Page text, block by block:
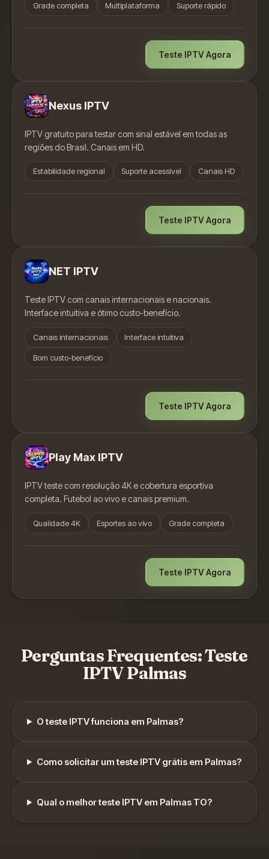
Grade completa Multiplataforma Suporte rápido
Teste IPTV Agora
Nexus IPTV
IPTV gratuito para testar com sinal estável em todas as
regiões do Brasil. Canais em HD.
Estabilidade regional Suporte acessível Canais HD
Teste IPTV Agora
NET IPTV
Teste IPTV com canais internacionais e nacionais.
Interface intuitiva e ótimo custo-benefício.
Canais internacionais Interface intuitiva
Bom custo-benefício
Teste IPTV Agora
Play Max IPTV
IPTV teste com resolução 4K e cobertura esportiva
completa. Futebol ao vivo e canais premium.
Qualidade 4K Esportes ao vivo Grade completa
Teste IPTV Agora
Perguntas Frequentes: Teste
IPTVPalmas
O teste IPTV funciona em Palmas?
Como solicitar um teste IPTV grátis em Palmas?
Qual o melhor teste IPTV em Palmas TO?